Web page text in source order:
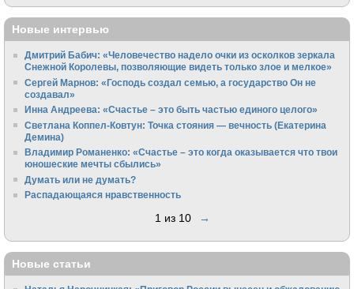
Новые интервью
Дмитрий Бабич: «Человечество надело очки из осколков зеркала
Снежной Королевы, позволяющие видеть только злое и мелкое»
Сергей Марнов: «Господь создал семью, а государство Он не
создавал»
Инна Андреева: «Счастье – это быть частью единого целого»
Светлана Коппел-Ковтун: Точка стояния — вечность (Екатерина
Демина)
Владимир Романенко: «Счастье – это когда оказывается что твои
юношеские мечты сбылись»
Думать или не думать?
Распадающаяся нравственность
1 из 10 →
Новые статьи